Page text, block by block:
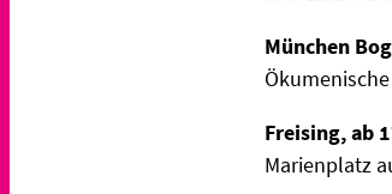
München
Freising, ab
Marienplatz